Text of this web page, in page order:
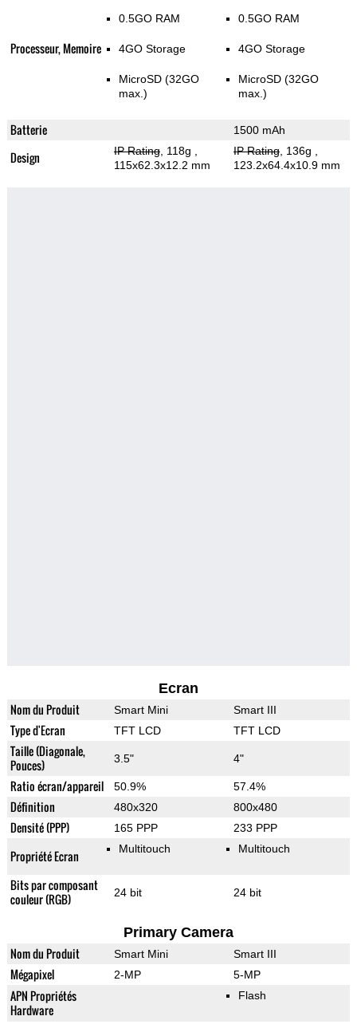
Processeur, Memoire
0.5GO RAM
4GO Storage
MicroSD (32GO
max.)
0.5GO RAM
4GO Storage
MicroSD (32GO
max.)
Batterie 1500 mAh
Design IP Rating, 118g
115x62.3x12.2 mm
IP Rating, 136g
123.2x64.4x10.9 mm
Ecran
Nom du Produit Smart Mini Smart III
Type d'Ecran TFT LCD TFT LCD
Taille (Diagonale,
Pouces)
3.5" 4"
Ratio écran/appareil 50.9% 57.4%
Définition 480x320 800x480
Densité (PPP) 165 PPP 233 PPP
Propriété Ecran Multitouch Multitouch
Bits par composant
couleur (RGB)
24 bit 24 bit
Primary Camera
Nom du Produit Smart Mini Smart III
Mégapixel 2-MP 5-MP
APN Propriétés
Hardware
Flash